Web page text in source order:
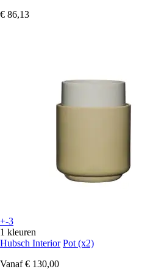
€ 86,13
+-3
1 kleuren
Hubsch Interior Pot (x2)
Vanaf € 130,00